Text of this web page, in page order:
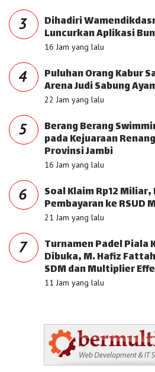
3 Dihadiri
Luncurkan Aplikasi
16 Jam yang lalu
4 Puluhan Orang Kabur
Arena Judi Sabung
22 Jam yang lalu
5 Berang Berang
pada Kejuaraan
Provinsi Jambi
16 Jam yang lalu
6 Soal Klaim Rp12 Miliar,
Pembayaran ke RSUD
21 Jam yang lalu
7 Turnamen Padel Piala
Dibuka, M. Hafiz
SDM dan Multiplier
11 Jam yang lalu